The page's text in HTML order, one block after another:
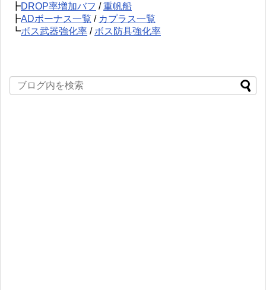
┣DROP率増加バフ /重帆船
┣ADボーナス一覧 / カプラス一覧
┗ボス武器強化率 / ボス防具強化率